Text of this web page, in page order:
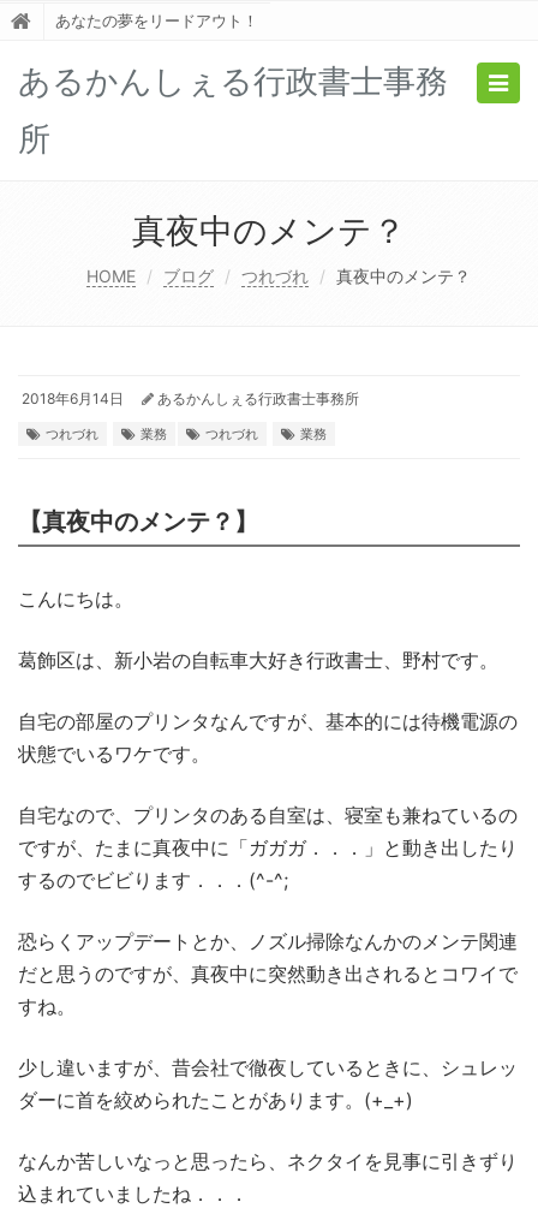
あなたの夢をリードアウト！
あるかんしぇる行政書士事務
所
真夜中のメンテ？
HOME ブログ つれづれ 真夜中のメンテ？
2018年6月14日 あるかんしぇる行政書士事務所
つれづれ 業務 つれづれ 業務
【真夜中のメンテ？】
こんにちは。
葛飾区は、新小岩の自転車大好き行政書士、野村です。
自宅の部屋のプリンタなんですが、基本的には待機電源の
状態でいるワケです。
自宅なので、プリンタのある自室は、寝室も兼ねているの
ですが、たまに真夜中に「ガガガ．．．」と動き出したり
するのでビビります．．．(^-^;
恐らくアップデートとか、ノズル掃除なんかのメンテ関連
だと思うのですが、真夜中に突然動き出されるとコワイで
すね。
少し違いますが、昔会社で徹夜しているときに、シュレッ
ダーに首を絞められたことがあります。(+_+)
なんか苦しいなっと思ったら、ネクタイを見事に引きずり
込まれていましたね．．．